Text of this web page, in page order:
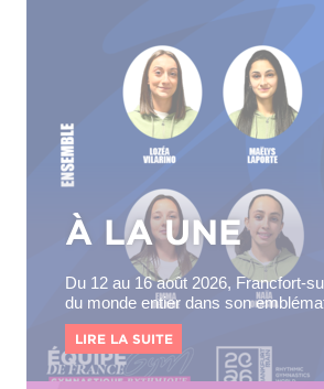
À LA UNE
Du 12 au 16 août 2026, Francfort-
du monde entier dans son
Championnats...
LIRE LA SUITE